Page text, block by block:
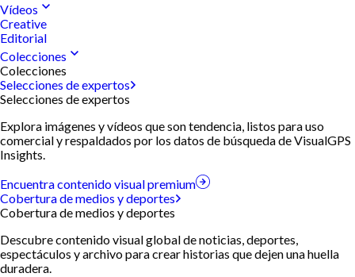
Vídeos
Creative
Editorial
Colecciones
Colecciones
Selecciones de expertos
Selecciones de expertos
Explora imágenes y vídeos que son tendencia, listos para uso
comercial y respaldados por los datos de búsqueda de VisualGPS
Insights.
Encuentra contenido visual premium
Cobertura de medios y deportes
Cobertura de medios y deportes
Descubre contenido visual global de noticias, deportes,
espectáculos y archivo para crear historias que dejen una huella
duradera.